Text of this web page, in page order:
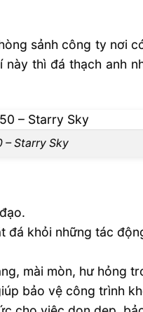
sảnh công ty nơi
thì đá thạch anh
– Starry Sky
khỏi những tác
mài mòn, hư hỏng
bảo vệ công trình